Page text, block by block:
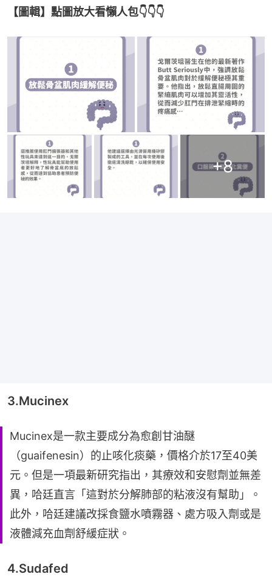
【圖輯】點圖放大看懶人包👇👇👇
+8
3.Mucinex
Mucinex是一款主要成分為愈創甘油醚
（guaifenesin）的止咳化痰藥，價格介於17至40美
元。但是一項最新研究指出，其療效和安慰劑並無差
異，哈廷直言「這對於分解肺部的粘液沒有幫助」。
此外，哈廷建議改採食鹽水噴霧器、處方吸入劑或是
液體減充血劑舒緩症狀。
4.Sudafed